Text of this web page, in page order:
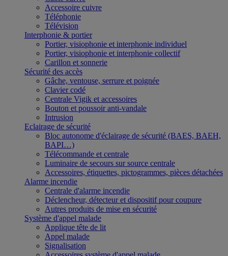
Accessoire cuivre
Téléphonie
Télévision
Interphonie & portier
Portier, visiophonie et interphonie individuel
Portier, visiophonie et interphonie collectif
Carillon et sonnerie
Sécurité des accès
Gâche, ventouse, serrure et poignée
Clavier codé
Centrale Vigik et accessoires
Bouton et poussoir anti-vandale
Intrusion
Eclairage de sécurité
Bloc autonome d'éclairage de sécurité (BAES, BAEH,
BAPI…)
Télécommande et centrale
Luminaire de secours sur source centrale
Accessoires, étiquettes, pictogrammes, pièces détachées
Alarme incendie
Centrale d'alarme incendie
Déclencheur, détecteur et dispositif pour coupure
Autres produits de mise en sécurité
Système d'appel malade
Applique tête de lit
Appel malade
Signalisation